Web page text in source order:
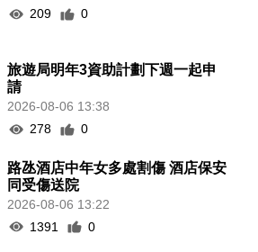
209
0
旅遊局明年3資助計劃下週一起申
請
2026-08-06 13:38
278
0
路氹酒店中年女多處割傷 酒店保安
同受傷送院
2026-08-06 13:22
1391
0